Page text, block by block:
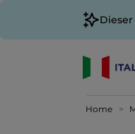
Home